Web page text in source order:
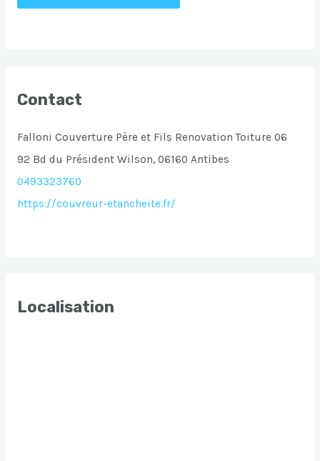
Contact
Falloni Couverture Père et Fils Renovation Toiture 06
92 Bd du Président Wilson, 06160 Antibes
0493323760
https://couvreur-etancheite.fr/
Localisation